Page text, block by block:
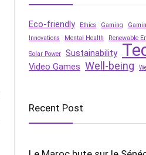
Eco-friendly Ethics Gaming
Innovations
Mental Health Renewable
Solar Power Sustainability
Video Games Well-being
Recent Post